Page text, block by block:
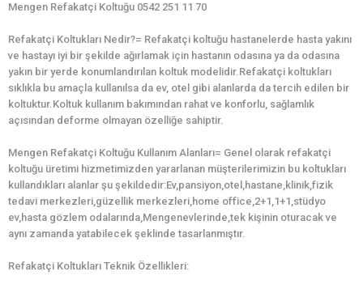
Mengen Refakatçi Koltuğu 0542 251 11 70
Refakatçi Koltukları Nedir?= Refakatçi koltuğu hastanelerde hasta yakını
ve hastayı iyi bir şekilde ağırlamak için hastanın odasına ya da odasına
yakın bir yerde konumlandırılan koltuk modelidir.Refakatçi koltukları
sıklıkla bu amaçla kullanılsa da ev, otel gibi alanlarda da tercih edilen bir
koltuktur.Koltuk kullanım bakımından rahat ve konforlu, sağlamlık
açısından deforme olmayan özelliğe sahiptir.
Mengen Refakatçi Koltuğu Kullanım Alanları= Genel olarak refakatçi
koltuğu üretimi hizmetimizden yararlanan müşterilerimizin bu koltukları
kullandıkları alanlar şu şekildedir:Ev,pansiyon,otel,hastane,klinik,fizik
tedavi merkezleri,güzellik merkezleri,home office,2+1,1+1,stüdyo
ev,hasta gözlem odalarında,Mengenevlerinde,tek kişinin oturacak ve
aynı zamanda yatabilecek şeklinde tasarlanmıştır.
Refakatçi Koltukları Teknik Özellikleri: